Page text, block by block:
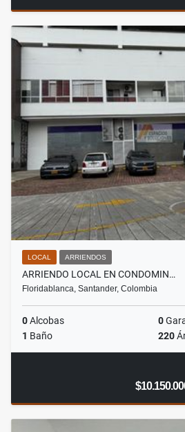
LOCAL ARRIENDOS
ARRIENDO LOCAL EN CONDOMIN…
Floridablanca, Santander, Colombia
0Alcobas 0
1 Baño 220